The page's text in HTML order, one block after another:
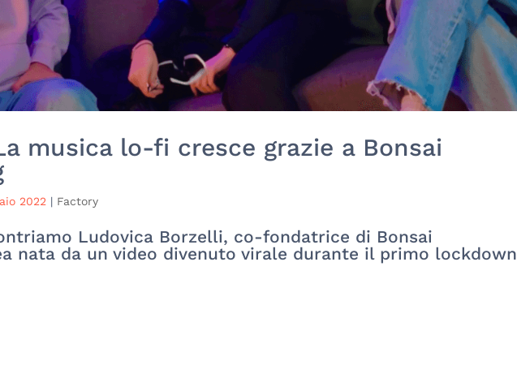
musica lo-fi cresce grazie a Bonsai
2022 | Factory
Ludovica Borzelli, co-fondatrice di Bonsai
nata da un video divenuto virale durante il primo lockdown